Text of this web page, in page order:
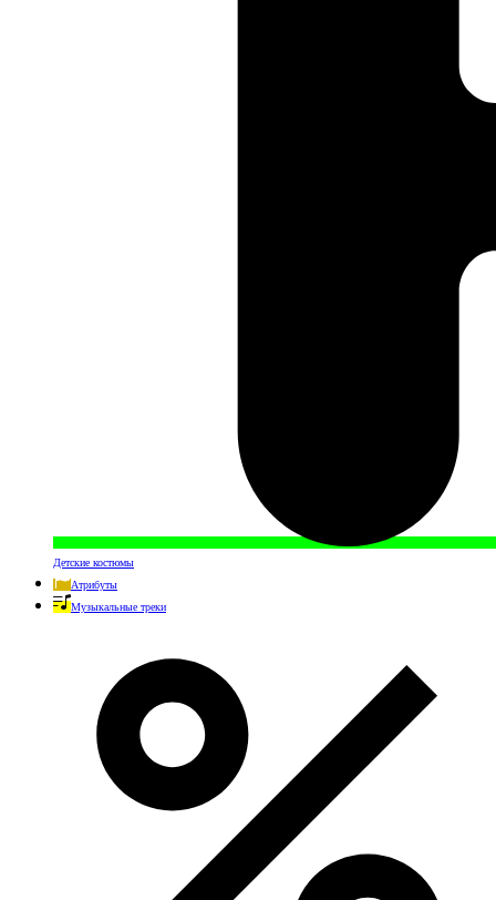
Детские костюмы
Атрибуты
Музыкальные треки